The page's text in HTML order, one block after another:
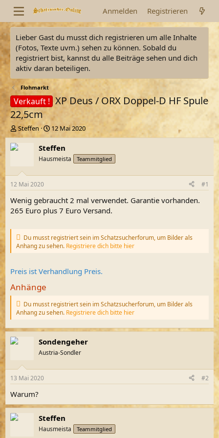
Anmelden Registrieren
Lieber Gast du musst dich registrieren um alle Inhalte
(Fotos, Texte uvm.) sehen zu können. Sobald du
registriert bist, kannst du alle Beiträge sehen und dich
aktiv daran beteiligen.
Flohmarkt
Verkauft ! XP Deus / ORX Doppel-D HF Spule
22,5cm
E
r
s
l
e
r
Steffen
E
r
s
e
t
a
12 Mai 2020
Steffen
Hausmeista Teammitglied
12 Mai 2020 #1
Wenig gebraucht 2 mal verwendet. Garantie vorhanden.
265 Euro plus 7 Euro Versand.
Du musst registriert sein im Schatzsucherforum, um Bilder als
Anhang zu sehen. Registriere dich bitte hier
Preis ist Verhandlung Preis.
Anhänge
Du musst registriert sein im Schatzsucherforum, um Bilder als
Anhang zu sehen. Registriere dich bitte hier
Sondengeher
Austria-Sondler
13 Mai 2020 #2
Warum?
Steffen
Hausmeista Teammitglied